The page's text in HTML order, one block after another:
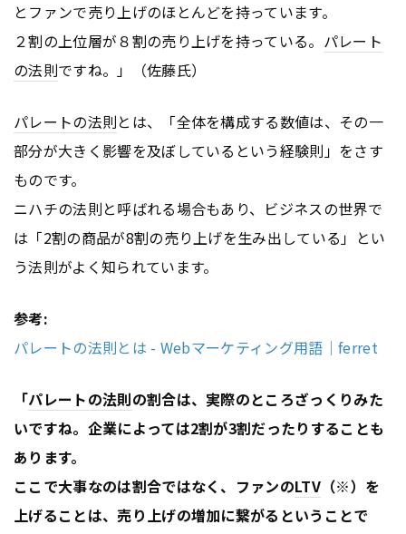
とファンで売り上げのほとんどを持っています。
２割の上位層が８割の売り上げを持っている。 パレート
の法則ですね。」（佐藤氏）
パレートの法則とは、「全体を構成する数値は、その一
部分が大きく影響を及ぼしているという経験則」をさす
ものです。
ニハチの法則と呼ばれる場合もあり、ビジネスの世界で
は「2割の商品が8割の売り上げを生み出している」とい
う法則がよく知られています。
参考:
パレートの法則とは - Webマーケティング用語｜ferret
「パレートの法則の割合は、実際のところざっくりみた
いですね。企業によっては2割が3割だったりすることも
あります。
ここで大事なのは割合ではなく、ファンのLTV （※）を
上げることは、売り上げの増加に繋がるということで